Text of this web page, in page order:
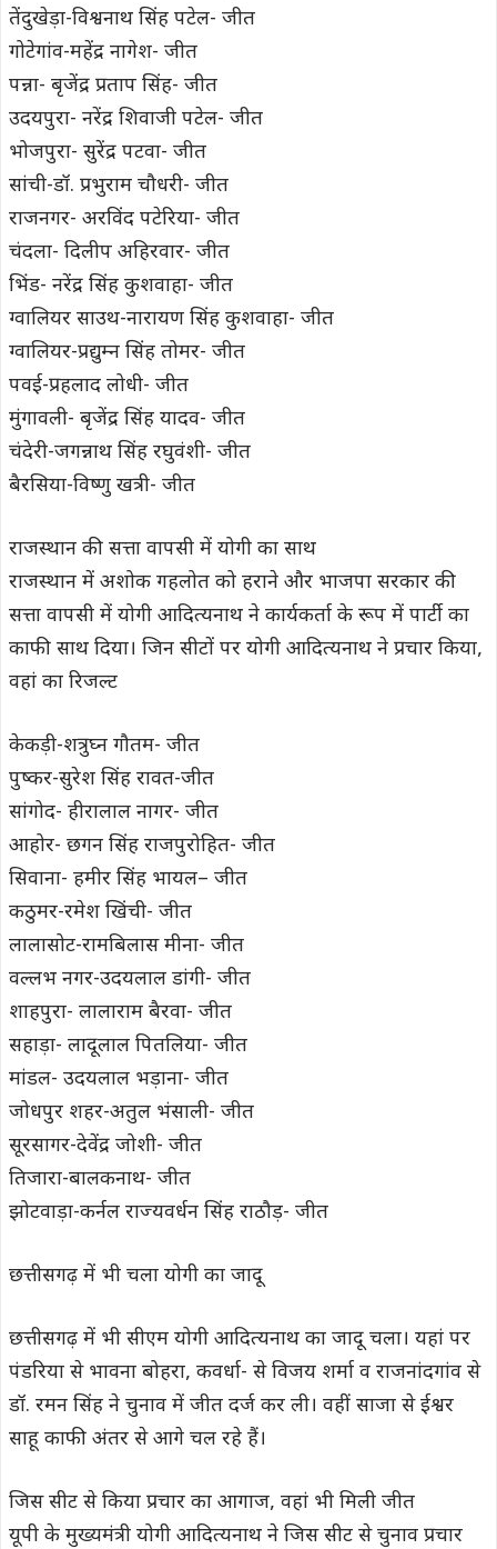
तेंदुखेड़ा-विश्वनाथ सिंह पटेल- जीत
गोटेगांव-महेंद्र नागेश- जीत
पन्ना- बृजेंद्र प्रताप सिंह- जीत
उदयपुरा- नरेंद्र शिवाजी पटेल- जीत
भोजपुरा- सुरेंद्र पटवा- जीत
सांची-डॉ. प्रभुराम चौधरी- जीत
राजनगर- अरविंद पटेरिया- जीत
चंदला- दिलीप अहिरवार- जीत
भिंड- नरेंद्र सिंह कुशवाहा- जीत
ग्वालियर साउथ-नारायण सिंह कुशवाहा- जीत
ग्वालियर-प्रद्युम्न सिंह तोमर- जीत
पवई-प्रहलाद लोधी- जीत
मुंगावली- बृजेंद्र सिंह यादव- जीत
चंदेरी-जगन्नाथ सिंह रघुवंशी- जीत
बैरसिया-विष्णु खत्री- जीत
राजस्थान की सत्ता वापसी में योगी का साथ
राजस्थान में अशोक गहलोत को हराने और भाजपा सरकार की
सत्ता वापसी में योगी आदित्यनाथ ने कार्यकर्ता के रूप में पार्टी का
काफी साथ दिया। जिन सीटों पर योगी आदित्यनाथ ने प्रचार किया,
वहां का रिजल्ट
केकड़ी-शत्रुघ्न गौतम- जीत
पुष्कर-सुरेश सिंह रावत-जीत
सांगोद- हीरालाल नागर- जीत
आहोर- छगन सिंह राजपुरोहित- जीत
सिवाना- हमीर सिंह भायल– जीत
कठुमर-रमेश खिंची- जीत
लालासोट-रामबिलास मीना- जीत
वल्लभ नगर-उदयलाल डांगी- जीत
शाहपुरा- लालाराम बैरवा- जीत
सहाड़ा- लादूलाल पितलिया- जीत
मांडल- उदयलाल भड़ाना- जीत
जोधपुर शहर-अतुल भंसाली- जीत
सूरसागर-देवेंद्र जोशी- जीत
तिजारा-बालकनाथ- जीत
झोटवाड़ा-कर्नल राज्यवर्धन सिंह राठौड़- जीत
छत्तीसगढ़ में भी चला योगी का जादू
छत्तीसगढ़ में भी सीएम योगी आदित्यनाथ का जादू चला। यहां पर
पंडरिया से भावना बोहरा, कवर्धा- से विजय शर्मा व राजनांदगांव से
डॉ. रमन सिंह ने चुनाव में जीत दर्ज कर ली। वहीं साजा से ईश्वर
साहू काफी अंतर से आगे चल रहे हैं।
जिस सीट से किया प्रचार का आगाज, वहां भी मिली जीत
यूपी के मुख्यमंत्री योगी आदित्यनाथ ने जिस सीट से चुनाव प्रचार